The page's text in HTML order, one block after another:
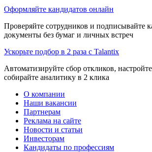
Оформляйте кандидатов онлайн
Проверяйте сотрудников и подписывайте
документы без бумаг и личных встреч
Ускорьте подбор в 2 раза с Talantix
Автоматизируйте сбор откликов,
собирайте аналитику в 2 клика
О компании
Наши вакансии
Партнерам
Реклама на сайте
Новости и статьи
Инвесторам
Кандидаты по профессиям